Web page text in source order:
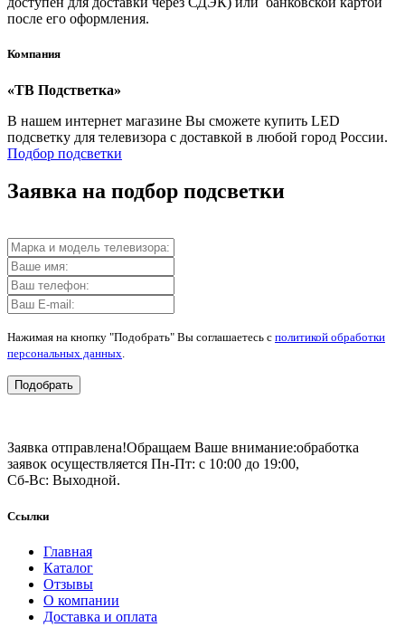
после его оформления.
Компания
«ТВ Подстветка»
В нашем интернет магазине Вы сможете купить LED
подсветку для телевизора с доставкой в любой город России.
Подбор подсветки
Заявка на подбор подсветки
Нажимая на кнопку "Подобрать" Вы соглашаетесь с политикой обработки
персональных данных.
Подобрать
Заявка отправлена!Обращаем Ваше внимание:обработка
заявок осуществляется Пн-Пт: с 10:00 до 19:00,
Сб-Вс: Выходной.
Ссылки
Главная
Каталог
Отзывы
О компании
Доставка и оплата